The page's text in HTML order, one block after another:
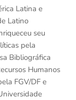
Latina e
Latino
seu
pela
Bibliográfica
Humanos
FGV/DF e